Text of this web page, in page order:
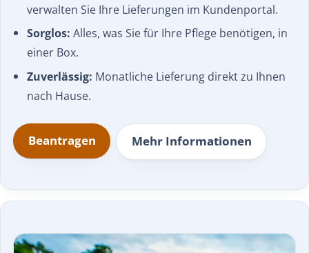
verwalten Sie Ihre Lieferungen im Kundenportal.
Sorglos: Alles, was Sie für Ihre Pflege benötigen, in
einer Box.
Zuverlässig: Monatliche Lieferung direkt zu Ihnen
nach Hause.
Beantragen Mehr Informationen